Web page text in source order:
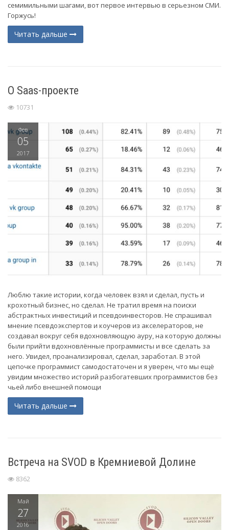
семимильными шагами, вот первое интервью в серьезном СМИ.
Горжусь!
Читать дальше
О Saas-проекте
10731
Фев
05
2017
Люблю такие истории, когда человек взял и сделал, пусть и
крохотный бизнес, но сделал. Не тратил время на поиски
абстрактных инвестиций и псевдоинвесторов. Не спрашивал
мнение псевдоэкспертов и коучеров из акселераторов, не
создавал вокруг себя вдохновляющую ауру, на которую должны
были прийти вдохновлённые программисты и все сделать за
него. Увидел, проанализировал, сделал, заработал. В этой
цепочке программист самодостаточен и я уверен, что мы ещё
увидим множество историй разбогатевших программистов без
чьей либо внешней помощи
Читать дальше
Встреча на SVOD в Кремниевой Долине
8362
Май
27
2016